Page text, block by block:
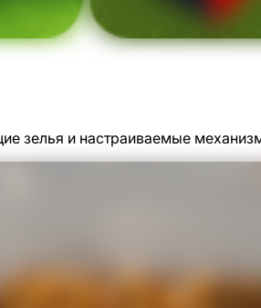
зелья и настраиваемые